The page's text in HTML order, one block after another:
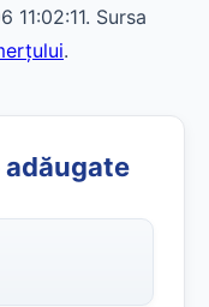
Sursa
.
adăugate